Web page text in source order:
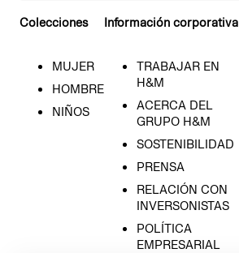
Colecciones
MUJER
HOMBRE
NIÑOS
Información corporativa
TRABAJAR EN
H&M
ACERCA DEL
GRUPO H&M
SOSTENIBILIDAD
PRENSA
RELACIÓN CON
INVERSONISTAS
POLÍTICA
EMPRESARIAL